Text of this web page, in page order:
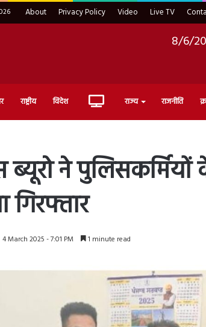
About Privacy Policy Video Live TV
8/6/
राष्ट्रीय विदेश Live राज्य राजनीति
ब्यूरो ने
गिरफ्तार
4 March 2025 - 7:01 PM 1 minute read